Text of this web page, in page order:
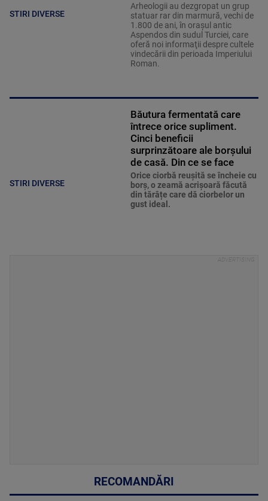
STIRI DIVERSE
Arheologii au dezgropat un grup
statuar rar din marmură, vechi de
1.800 de ani, în oraşul antic
Aspendos din sudul Turciei, care
oferă noi informaţii despre cultele
vindecării din perioada Imperiului
Roman.
STIRI DIVERSE
Băutura fermentată care
întrece orice supliment.
Cinci beneficii
surprinzătoare ale borșului
de casă. Din ce se face
Orice ciorbă reușită se încheie cu
borș, o zeamă acrișoară făcută
din tărâțe care dă ciorbelor un
gust ideal.
RECOMANDĂRI